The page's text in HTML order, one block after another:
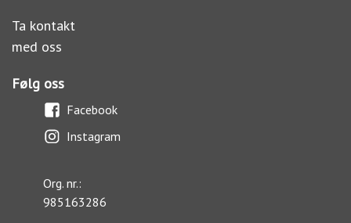
Ta kontakt
med oss
Følg oss
Facebook
Instagram
Org. nr.:
985163286